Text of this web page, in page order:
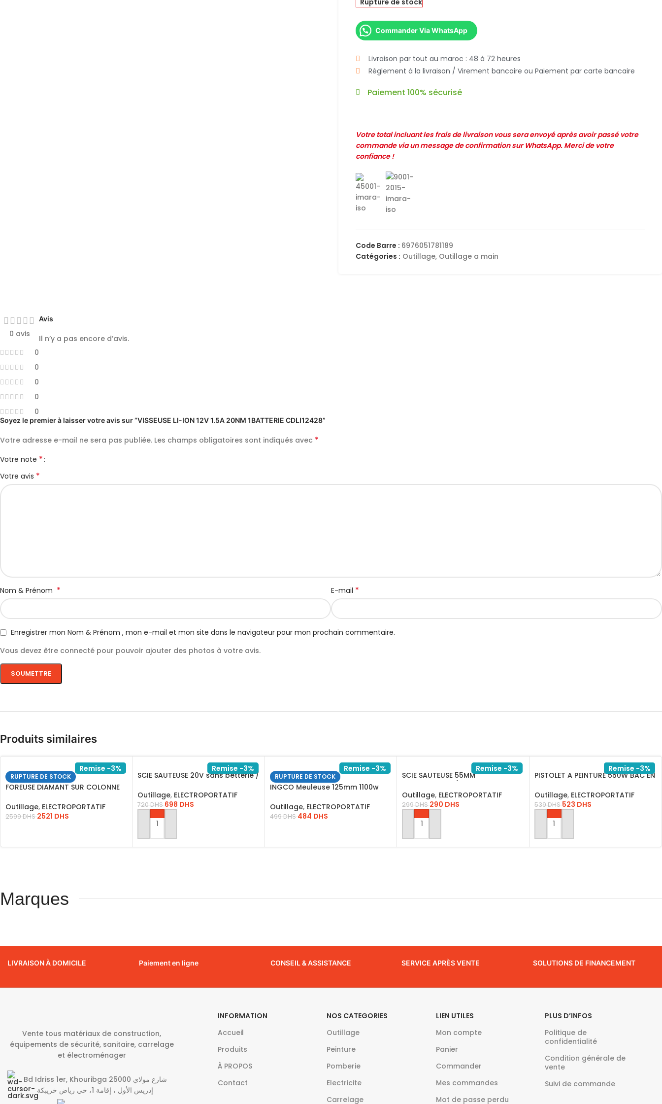
Rupture de stock
Commander Via WhatsApp
Livraison par tout au maroc : 48 à 72 heures
Règlement à la livraison / Virement bancaire ou Paiement par carte bancaire
Paiement 100% sécurisé
Votre total incluant les frais de livraison vous sera envoyé après avoir passé votre
commande via un message de confirmation sur WhatsApp. Merci de votre
confiance !
Code Barre : 6976051781189
Catégories : Outillage, Outillage a main
0 avis
0
0
0
0
0
Avis
Il n’y a pas encore d’avis.
Soyez le premier à laisser votre avis sur “VISSEUSE LI-ION 12V 1.5A 20NM 1BATTERIE CDLI12428”
Votre adresse e-mail ne sera pas publiée. Les champs obligatoires sont indiqués avec *
Votre note *
Votre avis *
Nom & Prénom * E-mail *
Enregistrer mon Nom & Prénom , mon e-mail et mon site dans le navigateur pour mon prochain commentaire.
Vous devez être connecté pour pouvoir ajouter des photos à votre avis.
Produits similaires
Remise -3%
RUPTURE DE STOCK
FOREUSE DIAMANT SUR COLONNE
Outillage, ELECTROPORTATIF
2599DHS 2521 DHS
Remise -3%
SCIE SAUTEUSE 20V sans betterie /
Outillage, ELECTROPORTATIF
720DHS698 DHS
AJOUTER AU PANIER
Remise -3%
RUPTURE DE STOCK
INGCO Meuleuse 125mm 1100w
Outillage, ELECTROPORTATIF
499DHS484 DHS
Remise -3%
SCIE SAUTEUSE 55MM
Outillage, ELECTROPORTATIF
299DHS 290 DHS
AJOUTER AU PANIER
Remise -3%
PISTOLET A PEINTURE 550W BAC EN
Outillage, ELECTROPORTATIF
539DHS523 DHS
AJOUTER AU PANIER
Marques
LIVRAISON À DOMICILE Paiement en ligne CONSEIL & ASSISTANCE SERVICE APRÈS VENTE SOLUTIONS DE FINANCEMENT
Vente tous matériaux de construction,
équipements de sécurité, sanitaire, carrelage
et électroménager
Bd Idriss 1er, Khouribga 25000 شارع مولاي
إدريس الأول ، إقامة 1، حي رياض خريبكة
INFORMATION
Accueil
Produits
À PROPOS
Contact
NOS CATEGORIES
Outillage
Peinture
Pomberie
Electricite
Carrelage
LIEN UTILES
Mon compte
Panier
Commander
Mes commandes
Mot de passe perdu
PLUS D’INFOS
Politique de
confidentialité
Condition générale de
vente
Suivi de commande